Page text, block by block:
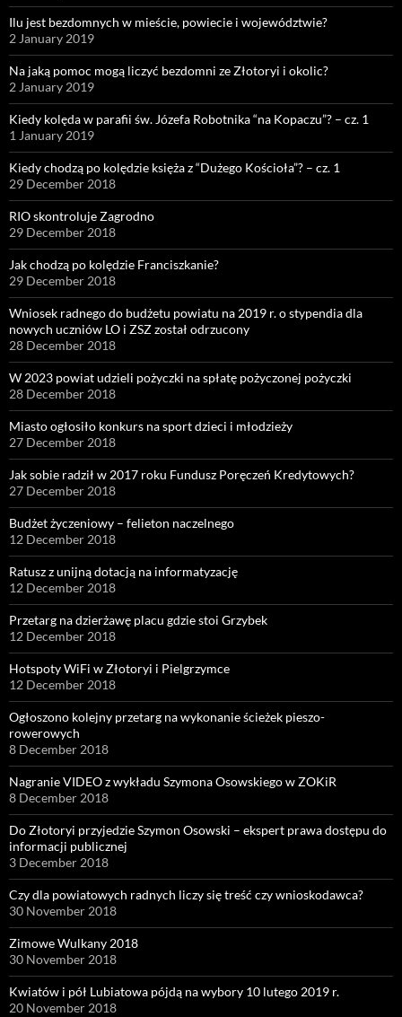
Ilu jest bezdomnych w mieście, powiecie i województwie?
2 January 2019
Na jaką pomoc mogą liczyć bezdomni ze Złotoryi i okolic?
2 January 2019
Kiedy kolęda w parafii św. Józefa Robotnika “na Kopaczu”? – cz. 1
1 January 2019
Kiedy chodzą po kolędzie księża z “Dużego Kościoła”? – cz. 1
29 December 2018
RIO skontroluje Zagrodno
29 December 2018
Jak chodzą po kolędzie Franciszkanie?
29 December 2018
Wniosek radnego do budżetu powiatu na 2019 r. o stypendia dla
nowych uczniów LO i ZSZ został odrzucony
28 December 2018
W 2023 powiat udzieli pożyczki na spłatę pożyczonej pożyczki
28 December 2018
Miasto ogłosiło konkurs na sport dzieci i młodzieży
27 December 2018
Jak sobie radził w 2017 roku Fundusz Poręczeń Kredytowych?
27 December 2018
Budżet życzeniowy – felieton naczelnego
12 December 2018
Ratusz z unijną dotacją na informatyzację
12 December 2018
Przetarg na dzierżawę placu gdzie stoi Grzybek
12 December 2018
Hotspoty WiFi w Złotoryi i Pielgrzymce
12 December 2018
Ogłoszono kolejny przetarg na wykonanie ścieżek pieszo-
rowerowych
8 December 2018
Nagranie VIDEO z wykładu Szymona Osowskiego w ZOKiR
8 December 2018
Do Złotoryi przyjedzie Szymon Osowski – ekspert prawa dostępu do
informacji publicznej
3 December 2018
Czy dla powiatowych radnych liczy się treść czy wnioskodawca?
30 November 2018
Zimowe Wulkany 2018
30 November 2018
Kwiatów i pół Lubiatowa pójdą na wybory 10 lutego 2019 r.
20 November 2018